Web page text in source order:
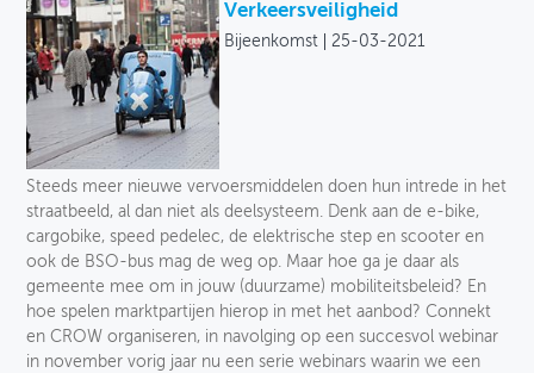
Verkeersveiligheid
Bijeenkomst 25-03-2021
Steeds meer nieuwe vervoersmiddelen doen hun intrede in het
straatbeeld, al dan niet als deelsysteem. Denk aan de e-bike,
cargobike, speed pedelec, de elektrische step en scooter en
ook de BSO-bus mag de weg op. Maar hoe ga je daar als
gemeente mee om in jouw (duurzame) mobiliteitsbeleid? En
hoe spelen marktpartijen hierop in met het aanbod? Connekt
en CROW organiseren, in navolging op een succesvol webinar
in november vorig jaar nu een serie webinars waarin we een